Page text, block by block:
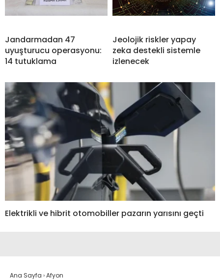
Jandarmadan 47
uyuşturucu operasyonu:
14 tutuklama
Jeolojik riskler yapay
zeka destekli sistemle
izlenecek
Elektrikli ve hibrit otomobiller pazarın yarısını geçti
Ana Sayfa ›Afyon